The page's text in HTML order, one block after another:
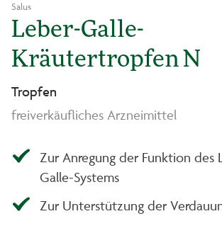
Salus
Leber-Galle-
Kräutertropfen N
Tropfen
freiverkäufliches Arzneimittel
Zur Anregung der Funktion des
Galle-Systems
Zur Unterstützung der